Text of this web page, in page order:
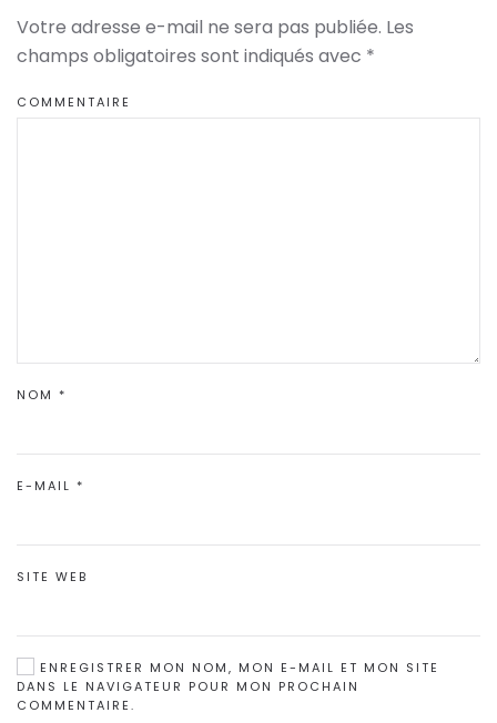
Votre adresse e-mail ne sera pas publiée. Les
champs obligatoires sont indiqués avec *
COMMENTAIRE
NOM *
E-MAIL *
SITE WEB
ENREGISTRER MON NOM, MON E-MAIL ET MON SITE
DANS LE NAVIGATEUR POUR MON PROCHAIN
COMMENTAIRE.